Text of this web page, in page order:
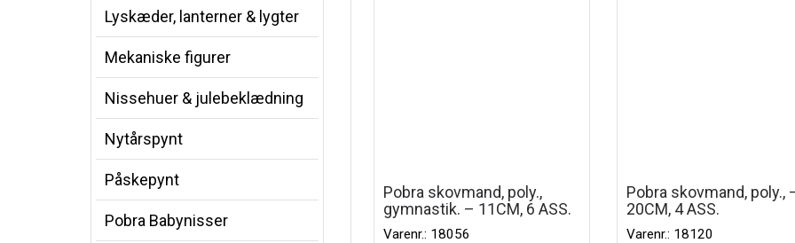
Lyskæder, lanterner & lygter
Mekaniske figurer
Nissehuer & julebeklædning
Nytårspynt
Påskepynt
Pobra Babynisser
Pobra skovmand, poly.,
gymnastik. – 11CM, 6 ASS.
Varenr.: 18056
Pobra skovmand, poly.,
20CM, 4 ASS.
Varenr.: 18120